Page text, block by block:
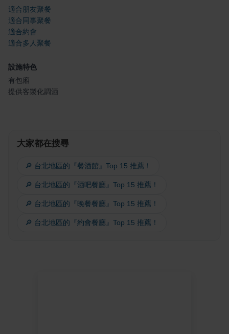
適合朋友聚餐
適合同事聚餐
適合約會
適合多人聚餐
設施特色
有包廂
提供客製化調酒
大家都在搜尋
🔎 台北地區的『餐酒館』Top 15 推薦！
🔎 台北地區的『酒吧餐廳』Top 15 推薦！
🔎 台北地區的『晚餐餐廳』Top 15 推薦！
🔎 台北地區的『約會餐廳』Top 15 推薦！